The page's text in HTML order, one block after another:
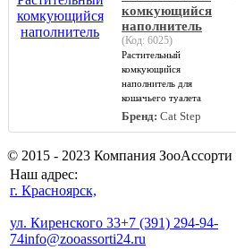
комкующийся
наполнитель
(Код: 6025)
Растительный
комкующийся
наполнитель для
кошачьего туалета
Бренд: Cat Step
© 2015 - 2023 Компания ЗооАссорти
Наш адрес:
г. Красноярск,
ул. Киренского 33+7 (391) 294-94-
74info@zooassorti24.ru